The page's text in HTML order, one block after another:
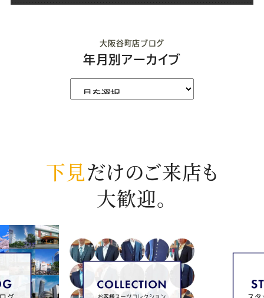
大阪谷町店ブログ
年月別アーカイブ
下見だけのご来店も
大歓迎。